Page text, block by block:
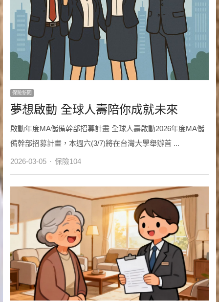
保險新聞
夢想啟動 全球人壽陪你成就未來
啟動年度MA儲備幹部招募計畫 全球人壽啟動2026年度MA儲
備幹部招募計畫，本週六(3/7)將在台灣大學舉辦首 ...
2026-03-05 Author
保險104